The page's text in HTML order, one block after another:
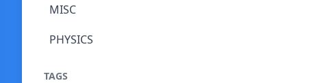
MISC
PHYSICS
TAGS